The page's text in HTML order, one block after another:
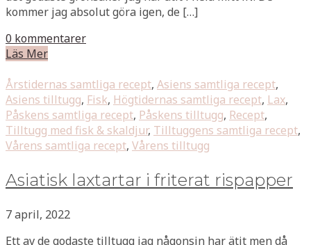
kommer jag absolut göra igen, de […]
0 kommentarer
Läs Mer
Årstidernas samtliga recept, Asiens samtliga recept,
Asiens tilltugg, Fisk, Högtidernas samtliga recept, Lax,
Påskens samtliga recept, Påskens tilltugg, Recept,
Tilltugg med fisk & skaldjur, Tilltuggens samtliga recept,
Vårens samtliga recept, Vårens tilltugg
Asiatisk laxtartar i friterat rispapper
7 april, 2022
Ett av de godaste tilltugg jag någonsin har ätit men då